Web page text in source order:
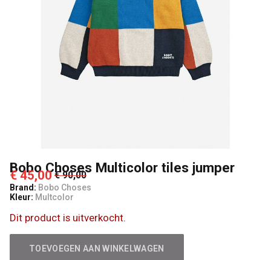
Bobo Choses Multicolor tiles jumper
€ 45,00 € 90,00
Brand: Bobo Choses
Kleur: Multcolor
Dit product is uitverkocht.
TOEVOEGEN AAN WINKELWAGEN